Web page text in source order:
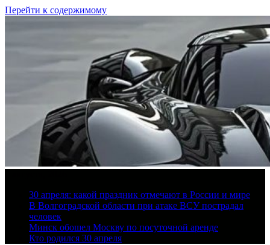
Перейти к содержимому
30 апреля: какой праздник отмечают в России и мире
В Волгоградской области при атаке ВСУ пострадал
человек
Минск обошел Москву по посуточной аренде
Кто родился 30 апреля